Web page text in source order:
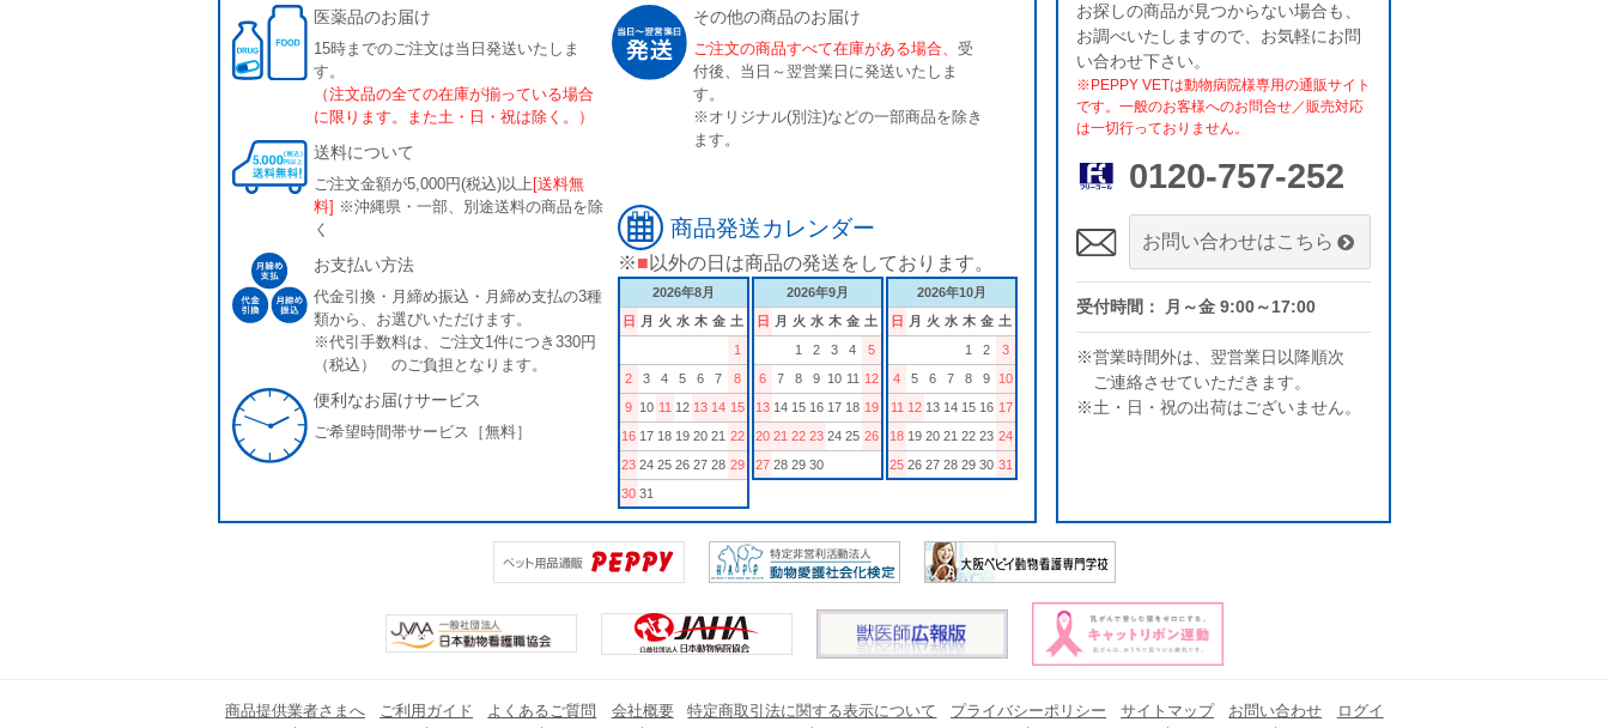
医薬品のお届け
15時までのご注文は当日発送いたしま
す。
（注文品の全ての在庫が揃っている場合
に限ります。また土・日・祝は除く。）
送料について
ご注文金額が5,000円(税込)以上 [送料無
料] ※沖縄県・一部、別途送料の商品を除
く
お支払い方法
代金引換・月締め振込・月締め支払の3種
類から、お選びいただけます。
※代引手数料は、ご注文1件につき330円
（税込） のご負担となります。
便利なお届けサービス
ご希望時間帯サービス［無料］
その他の商品のお届け
ご注文の商品すべて在庫がある場合、 受
付後、当日～翌営業日に発送いたしま
す。
※オリジナル(別注)などの一部商品を除き
ます。
商品発送カレンダー
※■ 以外の日は商品の発送をしております。
2026年8月
日
月 火 水 木 金 土
1
2
3 4 5 6 7
8
9 10 11 12 13 14 15
16 17 18 19 20 21 22
23 24 25 26 27 28 29
30 31
2026年9月
日
月 火 水 木 金 土
1
2 3 4
5
6
7 8 9 10 11 12
13 14 15 16 17 18 19
20 21 22 23 24 25 26
27 28 29 30
2026年10月
日
月 火 水 木 金 土
1
2
3
4
5 6 7 8 9
10
11 12 13 14 15 16 17
18 19 20 21 22 23 24
25 26 27 28 29 30 31
お探しの商品が見つからない場合も、
お調べいたしますので、お気軽にお問
い合わせ下さい。
※PEPPY VETは動物病院様専用の通販サイト
です。一般のお客様へのお問合せ／販売対応
は一切行っておりません。
0120-757-252
お問い合わせはこちら
受付時間： 月～金 9:00～17:00
※営業時間外は、翌営業日以降順次
ご連絡させていただきます。
※土・日・祝の出荷はございません。
商品提供業者さまへ ご利用ガイド よくあるご質問 会社概要 特定商取引法に関する表示について プライバシーポリシー サイトマップ お問い合わせ
ログイ